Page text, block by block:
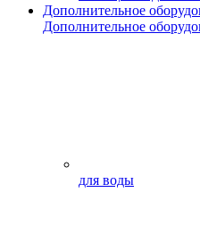
Дополнительное
Дополнительное
для воды